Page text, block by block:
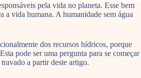
pela vida no planeta. Esse bem
a vida humana. A humanidade sem água
dos recursos hídricos, porque
pode ser uma pergunta para se começar
a partir deste artigo.